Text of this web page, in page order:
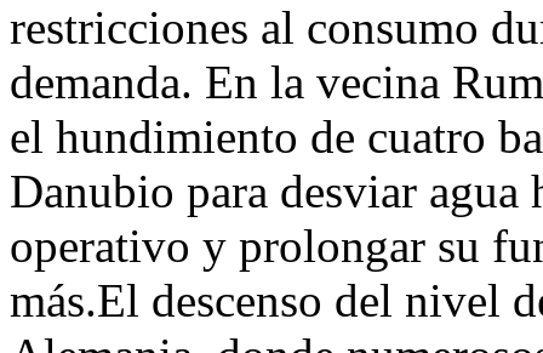
restricciones al consumo
demanda. En la vecina
el hundimiento de cuatro
Danubio para desviar agua
operativo y prolongar su
más.El descenso del nivel